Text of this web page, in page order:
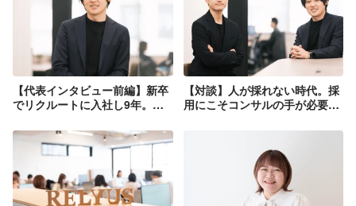
【代表インタビュー前編】新卒
でリクルートに入社し9年。法
経験したことで感じた、ジレン
マと起業への想い。
【対談】人が採れない時代。採
用にこそコンサルの手が必要。
採用マーケットの変化─